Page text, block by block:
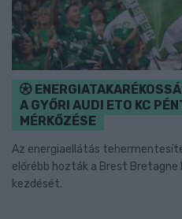
A GYŐRI AUDI ETO KC
MÉRKŐZÉSE
Az energiaellátás
előrébb hozták a Brest Bretagne
kezdését.